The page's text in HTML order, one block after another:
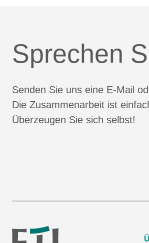
Sprechen
Senden Sie uns eine E-Mail
Die Zusammenarbeit ist
Überzeugen Sie sich selbst!